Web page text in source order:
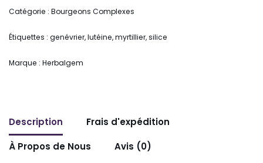
Catégorie : Bourgeons Complexes
Étiquettes : genévrier,lutéine,myrtillier,silice
Marque : Herbalgem
Description
Frais d'expédition
À Propos de Nous
Avis (0)